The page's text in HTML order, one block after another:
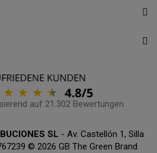
auf 21.302 Bewertungen
SL - Av. Castellón 1, Silla
© 2026 GB The Green Brand